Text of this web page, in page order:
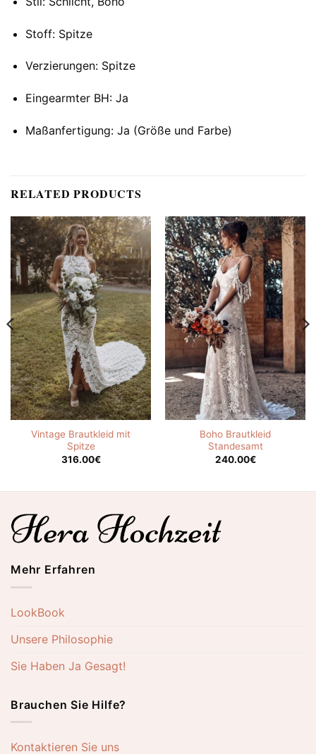
Stoff: Spitze
Verzierungen: Spitze
Eingearmter BH: Ja
Maßanfertigung: Ja (Größe und Farbe)
RELATED PRODUCTS
Vintage Brautkleid mit
Spitze
316.00€
Boho Brautkleid
Standesamt
240.00€
Mehr Erfahren
LookBook
Unsere Philosophie
Sie Haben Ja Gesagt!
Brauchen Sie Hilfe?
Kontaktieren Sie uns